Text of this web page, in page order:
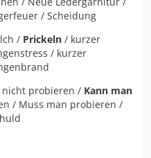
/ Scheidung
/ Prickeln / kurzer
/ kurzer
probieren / Kann man
/ Muss man probieren /